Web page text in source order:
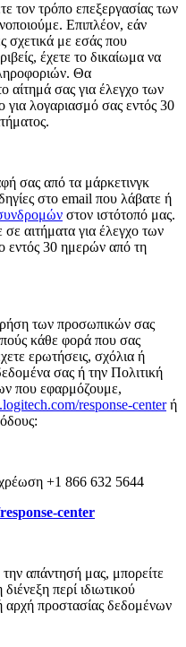
τον τρόπο επεξεργασίας των
Επιπλέον, εάν
σχετικά με εσάς που
έχετε το δικαίωμα να
Θα
σας για έλεγχο των
λογαριασμό σας εντός 30
σας από τα μάρκετινγκ
στο email που λάβατε ή
στον ιστότοπό μας.
αιτήματα για έλεγχο των
εντός 30 ημερών από τη
των προσωπικών σας
κάθε φορά που σας
ερωτήσεις, σχόλια ή
σας ή την Πολιτική
που εφαρμόζουμε,
response-centerή
+1 866 632 5644
center
απάντησή μας, μπορείτε
περί ιδιωτικού
αρχή προστασίας δεδομένων